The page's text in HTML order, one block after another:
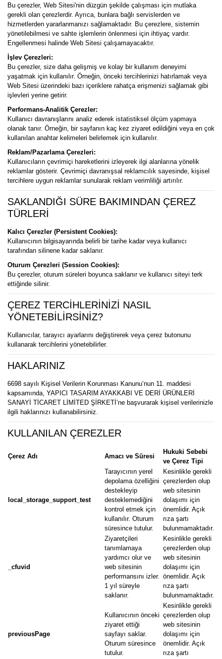
Bu çerezler, Web Sitesi'nin düzgün şekilde çalışması için mutlaka
gerekli olan çerezlerdir. Ayrıca, bunlara bağlı servislerden ve
hizmetlerden yararlanmanızı sağlamaktadır. Bu çerezlere, sistemin
yönetilebilmesi ve sahte işlemlerin önlenmesi için ihtiyaç vardır.
Engellenmesi halinde Web Sitesi çalışamayacaktır.
İşlev Çerezleri:
Bu çerezler, size daha gelişmiş ve kolay bir kullanım deneyimi
yaşatmak için kullanılır. Örneğin, önceki tercihlerinizi hatırlamak veya
Web Sitesi üzerindeki bazı içeriklere rahatça erişmenizi sağlamak gibi
işlevleri yerine getirir.
Performans-Analitik Çerezler:
Kullanıcı davranışlarını analiz ederek istatistiksel ölçüm yapmaya
olanak tanır. Örneğin, bir sayfanın kaç kez ziyaret edildiğini veya en çok
kullanılan anahtar kelimeleri belirlemek için kullanılır.
Reklam/Pazarlama Çerezleri:
Kullanıcıların çevrimiçi hareketlerini izleyerek ilgi alanlarına yönelik
reklamlar gösterir. Çevrimiçi davranışsal reklamcılık sayesinde, kişisel
tercihlere uygun reklamlar sunularak reklam verimliliği artırılır.
SAKLANDIĞI SÜRE BAKIMINDAN ÇEREZ
TÜRLERİ
Kalıcı Çerezler (Persistent Cookies):
Kullanıcının bilgisayarında belirli bir tarihe kadar veya kullanıcı
tarafından silinene kadar saklanır.
Oturum Çerezleri (Session Cookies):
Bu çerezler, oturum süreleri boyunca saklanır ve kullanıcı siteyi terk
ettiğinde silinir.
ÇEREZ TERCİHLERİNİZİ NASIL
YÖNETEBİLİRSİNİZ?
Kullanıcılar, tarayıcı ayarlarını değiştirerek veya çerez butonunu
kullanarak tercihlerini yönetebilirler.
HAKLARINIZ
6698 sayılı Kişisel Verilerin Korunması Kanunu’nun 11. maddesi
kapsamında, YAPICI TASARIM AYAKKABI VE DERİ ÜRÜNLERİ
SANAYİ TİCARET LİMİTED ŞİRKETİ’ne başvurarak kişisel verilerinizle
ilgili haklarınızı kullanabilirsiniz.
KULLANILAN ÇEREZLER
Çerez Adı Amacı ve Süresi
Hukuki Sebebi
ve Çerez Tipi
local_storage_support_test
Tarayıcının yerel
depolama özelliğini
destekleyip
desteklemediğini
kontrol etmek için
kullanılır. Oturum
süresince tutulur.
Kesinlikle gerekli
çerezlerden olup
web sitesinin
dolaşımı için
önemlidir. Açık
rıza şartı
bulunmamaktadır.
_cfuvid
Ziyaretçileri
tanımlamaya
yardımcı olur ve
web sitesinin
performansını izler.
1 yıl süreyle
saklanır.
Kesinlikle gerekli
çerezlerden olup
web sitesinin
dolaşımı için
önemlidir. Açık
rıza şartı
bulunmamaktadır.
previousPage
Kullanıcının önceki
ziyaret ettiği
sayfayı saklar.
Oturum süresince
tutulur.
Kesinlikle gerekli
çerezlerden olup
web sitesinin
dolaşımı için
önemlidir. Açık
rıza şartı